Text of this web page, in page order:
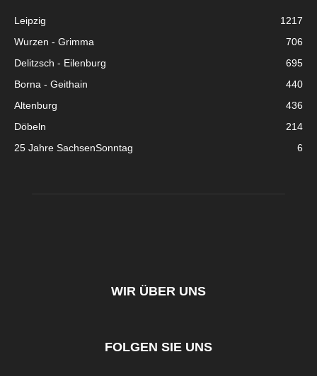
Leipzig
1217
Wurzen - Grimma
706
Delitzsch - Eilenburg
695
Borna - Geithain
440
Altenburg
436
Döbeln
214
25 Jahre SachsenSonntag
6
WIR ÜBER UNS
FOLGEN SIE UNS